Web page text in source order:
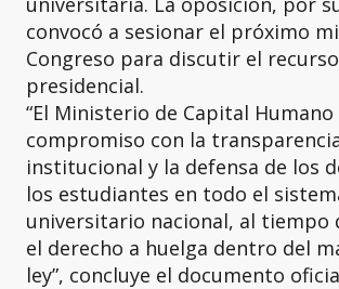
convocó a sesionar el próximo
Congreso para discutir el recurso
presidencial.
“El Ministerio de Capital
compromiso con la
institucional y la defensa de los
los estudiantes en todo el
universitario nacional, al tiempo
el derecho a huelga dentro del
ley”, concluye el documento